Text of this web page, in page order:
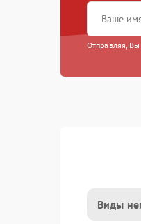
Отправляя, Вы
Виды